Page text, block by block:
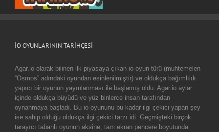
IO OYUNLARININ TARIHÇESI
Agar.io olarak bilinen ilk piyasaya çıkan io oyun türü (muhtemelen
“Osmos” adındaki oyundan esinlenilmiştir) ve oldukça bağımlılık
yapıcı bir oyunun yayınlanması ile başlamış oldu. Agar.io aylar
içinde oldukça büyüdü ve yüz binlerce insan tarafından
oynanmaya başladı. Bu io oyununu bu kadar ilgi çekici yapan şey
ise sahip olduğu oldukça ilgi çekici tarzı idi. Geçmişteki birçok
tarayıcı tabanlı oyunun aksine, tam ekran pencere boyutunda